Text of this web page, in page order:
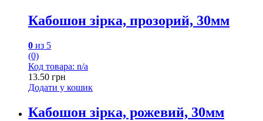
Кабошон зірка, прозорий, 30мм
0 из 5
(0)
Код товара: n/a
13.50 грн
Додати у кошик
Кабошон зірка, рожевий, 30мм